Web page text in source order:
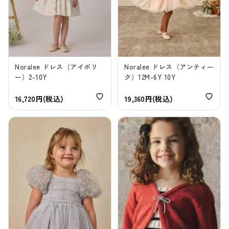
Noralee ドレス（アイボリ
ー）2-10Y
16,720円(税込)
Noralee ドレス（アンティー
ク）12M-6Y 10Y
19,360円(税込)